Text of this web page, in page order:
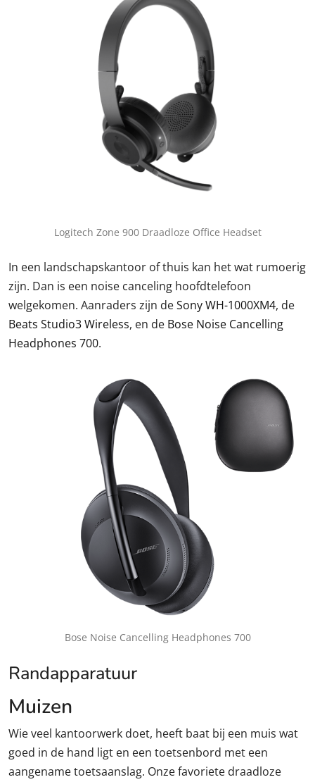
Logitech Zone 900 Draadloze Office Headset
In een landschapskantoor of thuis kan het wat rumoerig
zijn. Dan is een noise canceling hoofdtelefoon
welgekomen. Aanraders zijn deSony WH-1000XM4, de
Beats Studio3 Wireless, en de Bose Noise Cancelling
Headphones 700.
Bose Noise Cancelling Headphones 700
Randapparatuur
Muizen
Wie veel kantoorwerk doet, heeft baat bij een muis wat
goed in de hand ligt en een toetsenbord met een
aangename toetsaanslag. Onze favoriete draadloze